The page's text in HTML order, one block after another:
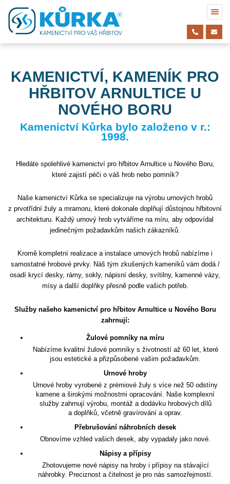
KAMENICTVÍ, KAMENÍK PRO
HŘBITOV ARNULTICE U
NOVÉHO BORU
Kamenictví Kůrka bylo založeno v r.:
1998.
Hledáte spolehlivé kamenictví pro hřbitov Arnultice u Nového Boru,
které zajistí péči o váš hrob nebo pomník?
Naše kamenictví Kůrka se specializuje na výrobu urnových hrobů
z prvotřídní žuly a mramoru, které dokonale doplňují důstojnou hřbitovní
architekturu. Každý urnový hrob vytváříme na míru, aby odpovídal
jedinečným požadavkům našich zákazníků.
Kromě kompletní realizace a instalace urnových hrobů nabízíme i
samostatné hrobové prvky. Náš tým zkušených kameníků vám dodá /
osadí krycí desky, rámy, sokly, nápisní desky, svítilny, kamenné vázy,
mísy a další doplňky přesně podle vašich potřeb.
Služby našeho kamenictví pro hřbitov Arnultice u Nového Boru
zahrnují:
Žulové pomníky na míru
Nabízíme kvalitní žulové pomníky s životností až 60 let, které
jsou estetické a přizpůsobené vašim požadavkům.
Urnové hroby
Urnové hroby vyrobené z prémiové žuly s více než 50 odstíny
kamene a širokými možnostmi opracování. Naše komplexní
služby zahrnují výrobu, montáž a dodávku hrobových dílů
a doplňků, včetně gravírování a oprav.
Přebrušování náhrobních desek
Obnovíme vzhled vašich desek, aby vypadaly jako nové.
Nápisy a přípisy
Zhotovujeme nové nápisy na hroby i přípisy na stávající
náhrobky. Preciznost a čitelnost je pro nás samozřejmostí.